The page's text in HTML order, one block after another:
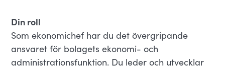
Din roll
Som ekonomichef har du det övergripande
ansvaret för bolagets ekonomi- och
administrationsfunktion. Du leder och utvecklar